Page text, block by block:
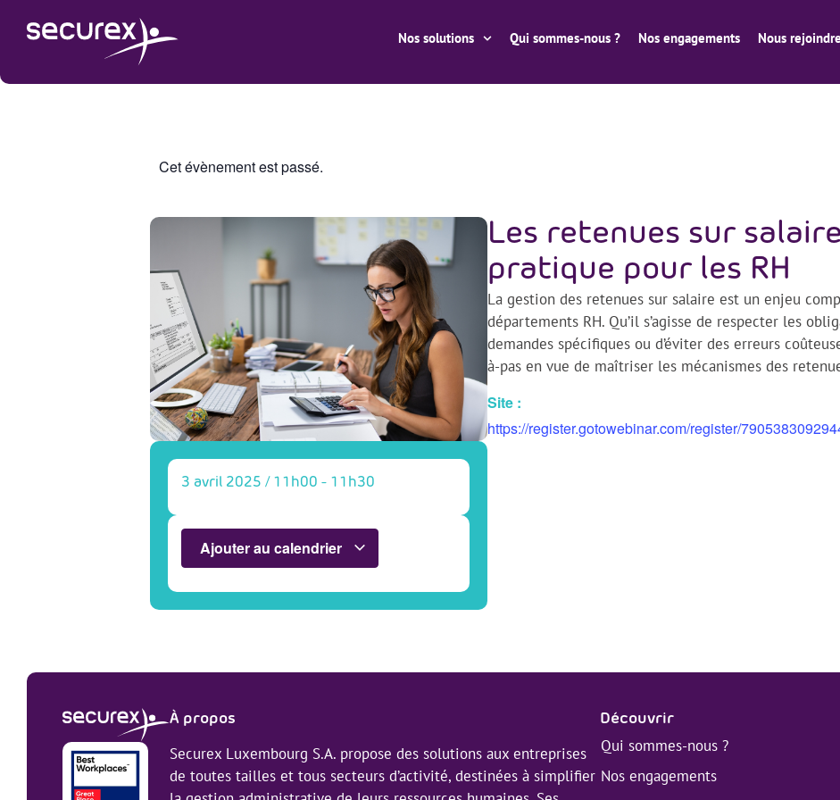
Nos solutions Qui sommes-nous ? Nos engagements Nous rejoindre
Cet évènement est passé.
3 avril 2025 / 11h00 - 11h30
Ajouter au calendrier
Les retenues sur
pratique pour les RH
La gestion des retenues sur salaire est un enjeu
départements RH. Qu’il s’agisse de respecter les
demandes spécifiques ou d’éviter des erreurs
à-pas en vue de maîtriser les mécanismes des
Site :
https://register.gotowebinar.com/register/
À propos
Securex Luxembourg S.A. propose des solutions aux entreprises
de toutes tailles et tous secteurs d’activité, destinées à simplifier
Découvrir
Qui sommes-nous ?
Nos engagements